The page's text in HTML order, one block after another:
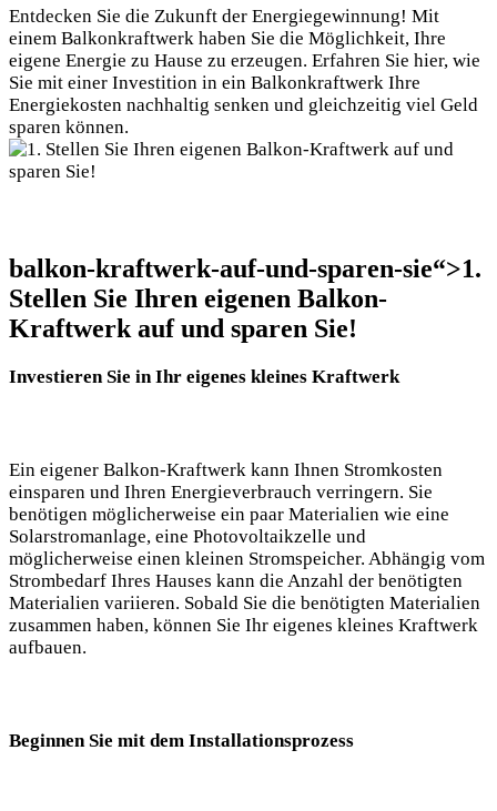
Entdecken Sie die Zukunft der Energiegewinnung!​ Mit
einem⁤ Balkonkraftwerk haben Sie die Möglichkeit, Ihre ​
eigene Energie zu Hause zu⁢ erzeugen. ⁣Erfahren Sie hier, ‍wie
Sie mit einer Investition in ein⁤ Balkonkraftwerk Ihre
Energiekosten nachhaltig senken und gleichzeitig viel Geld
sparen können.
balkon-kraftwerk-auf-und-sparen-sie“>1.
Stellen Sie Ihren eigenen Balkon-
Kraftwerk auf und sparen Sie!
Investieren⁤ Sie ⁤in Ihr eigenes kleines Kraftwerk
Ein eigener Balkon-Kraftwerk kann Ihnen Stromkosten
einsparen und Ihren Energieverbrauch verringern. Sie
benötigen möglicherweise ein paar Materialien wie eine
Solarstromanlage, eine Photovoltaikzelle und
‌möglicherweise‍ einen kleinen Stromspeicher. ⁤Abhängig vom
Strombedarf ⁣Ihres Hauses kann die Anzahl⁢ der benötigten
Materialien variieren. Sobald Sie die benötigten Materialien⁢
zusammen⁤ haben, ‍können Sie Ihr eigenes kleines Kraftwerk
⁣aufbauen.
Beginnen ⁢Sie mit dem Installationsprozess